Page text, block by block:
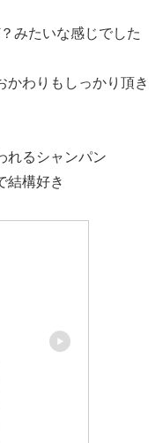
みたいな感じでした
かわりもしっかり頂き
れるシャンパン
結構好き